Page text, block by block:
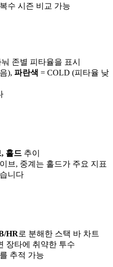
수 시즌 비교 가능
눠 존별 피타율을 표시
), 파란색 = COLD (피타율 낮
홀드 추이
브, 중계는 홀드가 주요 지표
니다
HR로 분해한 스택 바 차트
장타에 취약한 투수
추적 가능